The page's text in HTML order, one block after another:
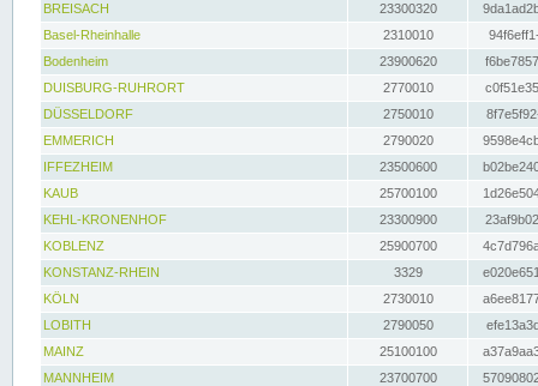
BREISACH
23300320
Basel-Rheinhalle
2310010
Bodenheim
23900620
DUISBURG-RUHRORT
2770010
DÜSSELDORF
2750010
EMMERICH
2790020
IFFEZHEIM
23500600
KAUB
25700100
KEHL-KRONENHOF
23300900
KOBLENZ
25900700
KONSTANZ-RHEIN
3329
KÖLN
2730010
LOBITH
2790050
MAINZ
25100100
MANNHEIM
23700700